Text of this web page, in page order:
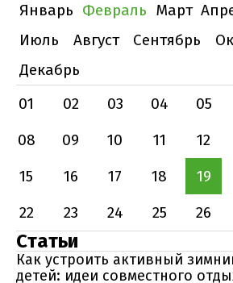
Январь Февраль Март
Июль
Август Сентябрь
Декабрь
01
02 03 04 05
08
09 10 11 12
15
16 17 18 19
22
23 24 25 26
Статьи
Как устроить активный
детей: идеи совместного